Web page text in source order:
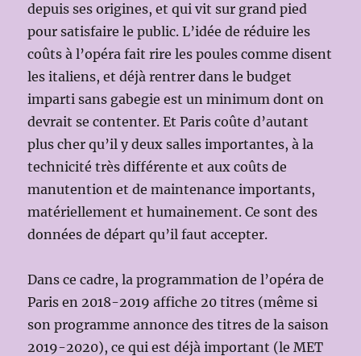
depuis ses origines, et qui vit sur grand pied
pour satisfaire le public. L’idée de réduire les
coûts à l’opéra fait rire les poules comme disent
les italiens, et déjà rentrer dans le budget
imparti sans gabegie est un minimum dont on
devrait se contenter. Et Paris coûte d’autant
plus cher qu’il y deux salles importantes, à la
technicité très différente et aux coûts de
manutention et de maintenance importants,
matériellement et humainement. Ce sont des
données de départ qu’il faut accepter.
Dans ce cadre, la programmation de l’opéra de
Paris en 2018-2019 affiche 20 titres (même si
son programme annonce des titres de la saison
2019-2020), ce qui est déjà important (le MET